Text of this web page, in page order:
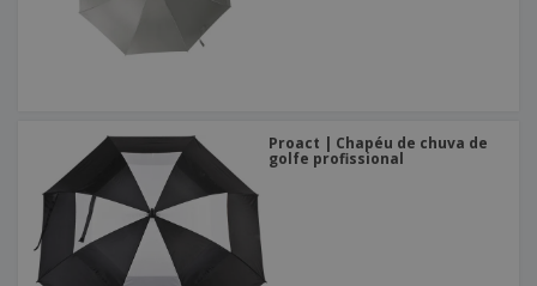
Proact | Chapéu de chuva de
golfe profissional